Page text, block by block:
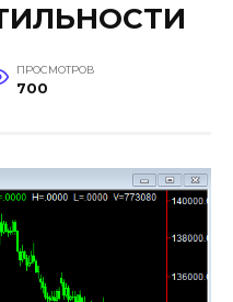
ПРОСМОТРОВ
700